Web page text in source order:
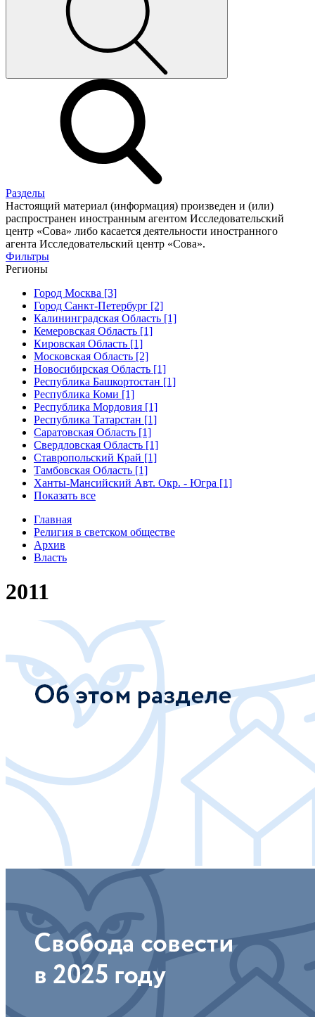
Разделы
Настоящий материал (информация) произведен и (или)
распространен иностранным агентом Исследовательский
центр «Сова» либо касается деятельности иностранного
агента Исследовательский центр «Сова».
Фильтры
Регионы
Город Москва [3]
Город Санкт-Петербург [2]
Калининградская Область [1]
Кемеровская Область [1]
Кировская Область [1]
Московская Область [2]
Новосибирская Область [1]
Республика Башкортостан [1]
Республика Коми [1]
Республика Мордовия [1]
Республика Татарстан [1]
Саратовская Область [1]
Свердловская Область [1]
Ставропольский Край [1]
Тамбовская Область [1]
Ханты-Мансийский Авт. Окр. - Югра [1]
Показать все
Главная
Религия в светском обществе
Архив
Власть
2011